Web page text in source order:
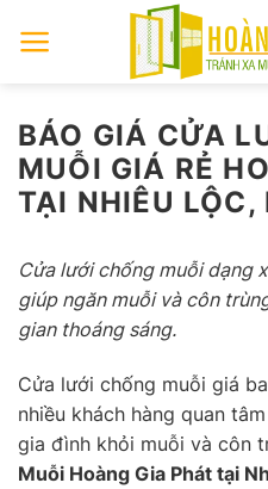
BÁO GIÁ CỬA
MUỖI GIÁ RẺ
TẠI NHIÊU LỘC,
Cửa lưới chống muỗi dạng
giúp ngăn muỗi và côn
gian thoáng sáng.
Cửa lưới chống muỗi giá
nhiều khách hàng quan
gia đình khỏi muỗi và côn
Muỗi Hoàng Gia Phát tại